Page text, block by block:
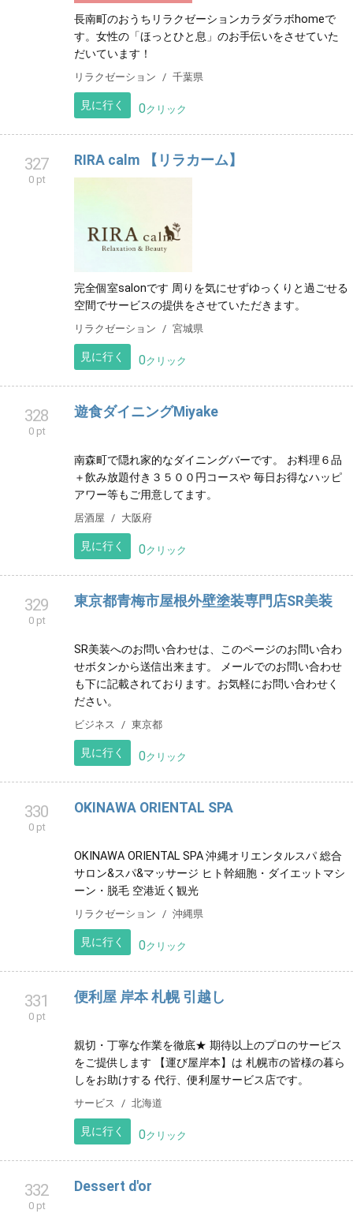
長南町のおうちリラクゼーションカラダラボhomeで
す。女性の「ほっとひと息」のお手伝いをさせていた
だいています！
リラクゼーション 千葉県
見に行く 0クリック
327
0 pt
RIRA calm 【リラカーム】
完全個室salonです 周りを気にせずゆっくりと過ごせる
空間でサービスの提供をさせていただきます。
リラクゼーション 宮城県
見に行く 0クリック
328
0 pt
遊食ダイニングMiyake
南森町で隠れ家的なダイニングバーです。 お料理６品
＋飲み放題付き３５００円コースや 毎日お得なハッピ
アワー等もご用意してます。
居酒屋 大阪府
見に行く 0クリック
329
0 pt
東京都青梅市屋根外壁塗装専門店SR美装
SR美装へのお問い合わせは、このページのお問い合わ
せボタンから送信出来ます。 メールでのお問い合わせ
も下に記載されております。お気軽にお問い合わせく
ださい。
ビジネス 東京都
見に行く 0クリック
330
0 pt
OKINAWA ORIENTAL SPA
OKINAWA ORIENTAL SPA 沖縄オリエンタルスパ 総合
サロン&スパ&マッサージ ヒト幹細胞・ダイエットマシ
ーン・脱毛 空港近く観光
リラクゼーション 沖縄県
見に行く 0クリック
331
0 pt
便利屋 岸本 札幌 引越し
親切・丁寧な作業を徹底★ 期待以上のプロのサービス
をご提供します 【運び屋岸本】は 札幌市の皆様の暮ら
しをお助けする 代行、便利屋サービス店です。
サービス 北海道
見に行く 0クリック
332
0 pt
Dessert d'or